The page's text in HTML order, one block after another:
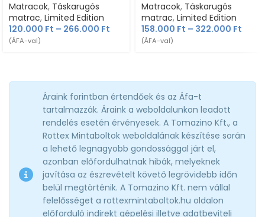
Matracok, Táskarugós
matrac, Limited Edition
120.000 Ft – 266.000 Ft
(ÁFA-val)
Matracok, Táskarugós
matrac, Limited Edition
158.000 Ft – 322.000 Ft
(ÁFA-val)
Áraink forintban értendőek és az Áfa-t
tartalmazzák. Áraink a weboldalunkon leadott
rendelés esetén érvényesek. A Tomazino Kft., a
Rottex Mintaboltok weboldalának készítése során
a lehető legnagyobb gondossággal járt el,
azonban előfordulhatnak hibák, melyeknek
javítása az észrevételt követő legrövidebb időn
belül megtörténik. A Tomazino Kft. nem vállal
felelősséget a rottexmintaboltok.hu oldalon
előforduló indirekt gépelési illetve adatbeviteli